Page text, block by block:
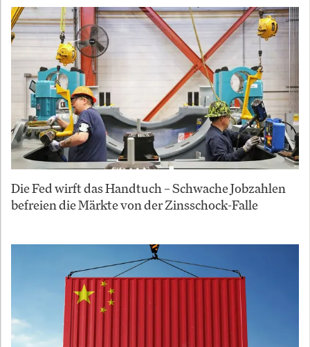
Die Fed wirft das Handtuch – Schwache Jobzahlen
befreien die Märkte von der Zinsschock-Falle